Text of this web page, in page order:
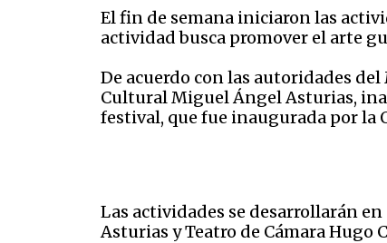
El fin de semana iniciaron las
actividadbusca promover el arte
De acuerdo con las autoridades
Cultural Miguel Ángel Asturias,
festival, que fue inaugurada por la
Las actividades se desarrollarán
Asturias y Teatro de Cámara